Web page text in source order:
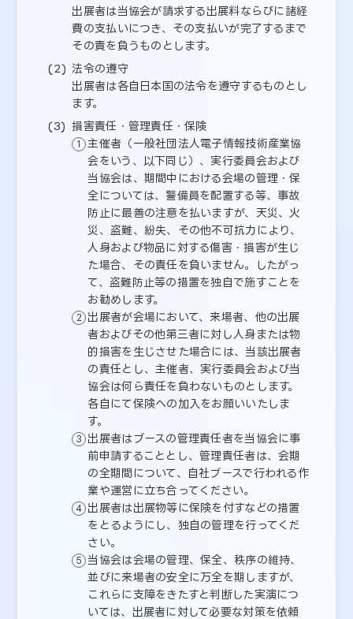
出展者は当協会が請求する出展料ならびに諸経
費の支払いにつき、その支払いが完了するまで
その責を負うものとします。
法令の遵守
出展者は各自日本国の法令を遵守するものとし
ます。
損害責任・管理責任・保険
主催者（一般社団法人電子情報技術産業協
会をいう、以下同じ）、実行委員会および
当協会は、期間中における会場の管理・保
全については、警備員を配置する等、事故
防止に最善の注意を払いますが、天災、火
災、盗難、紛失、その他不可抗力により、
人身および物品に対する傷害・損害が生じ
た場合、その責任を負いません。したがっ
て、盗難防止等の措置を独自で施すことを
お勧めします。
出展者が会場において、来場者、他の出展
者およびその他第三者に対し人身または物
的損害を生じさせた場合には、当該出展者
の責任とし、主催者、実行委員会および当
協会は何ら責任を負わないものとします。
各自にて保険への加入をお願いいたしま
す。
出展者はブースの管理責任者を当協会に事
前申請することとし、管理責任者は、会期
の全期間について、自社ブースで行われる作
業や運営に立ち合ってください。
出展者は出展物等に保険を付すなどの措置
をとるようにし、独自の管理を行ってくだ
さい。
当協会は会場の管理、保全、秩序の維持、
並びに来場者の安全に万全を期しますが、
これらに支障をきたすと判断した実演につ
いては、出展者に対して必要な対策を依頼